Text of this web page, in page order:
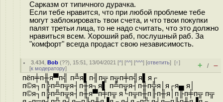
Сарказм от типичного дурaчкa.
Если тебе нравится, что при любой проблеме тебе
могут заблокировать твои счета, и что твои покупки
палят третьи лица, то не надо считать, что это должно
нравиться всем. Хороший раб, послушный раб. За
"комфорт" всегда продаст свою независимость.
3.434 ,Bob (??), 15:51, 13/04/2021 [^] [^^] [^^^] [ответить][↑]
[к модератору] + / –
пёп╪п╫я▀п╣ п╩я▌п╢п╦ п╦п╪п╣я▌я┌
п©я┐п╠п╩п╦я┤п╫я┐я▌ п╩п╦я┤п╫п╬я│я┌я▄ я│
п©я┐п╠п╩п╦я┤п╫я▀п╪п╦ я└п╦п╫п╟п╫я│п╟п╪п╦ п╦